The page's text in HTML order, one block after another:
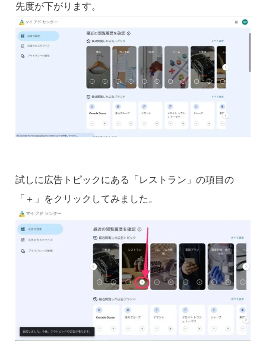
先度が下がります。
試しに広告トピックにある「レストラン」の項目の
「＋」をクリックしてみました。